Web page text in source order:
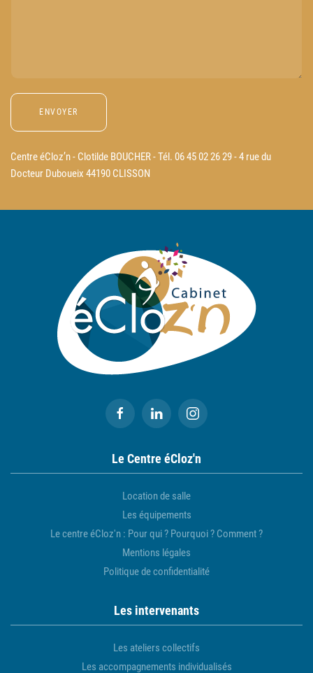
Centre éCloz’n - Clotilde BOUCHER - Tél. 06 45 02 26 29 - 4 rue du
Docteur Duboueix 44190 CLISSON
Le Centre éCloz'n
Location de salle
Les équipements
Le centre éCloz'n : Pour qui ? Pourquoi ? Comment ?
Mentions légales
Politique de confidentialité
Les intervenants
Les ateliers collectifs
Les accompagnements individualisés